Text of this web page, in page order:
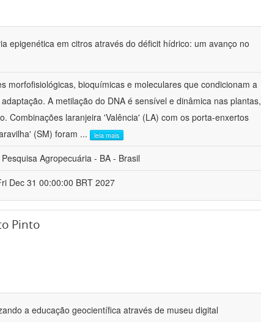
epigenética em citros através do déficit hídrico: um avanço no
morfofisiológicas, bioquímicas e moleculares que condicionam a
A metilação do DNA é sensível e dinâmica nas plantas,
Combinações laranjeira 'Valência' (LA) com os porta-enxertos
(SM) foram ... leia mais
Agropecuária - BA - Brasil
Dec 31 00:00:00 BRT 2027
Pinto
a educação geocientífica através de museu digital